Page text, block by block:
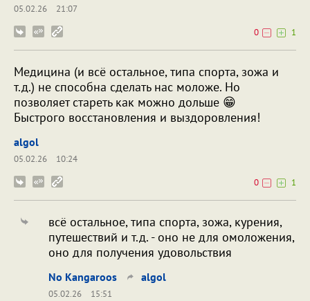
05.02.26
21:07
0
1
Медицина (и всё остальное, типа спорта, зожа и
т.д.) не способна сделать нас моложе. Но
позволяет стареть как можно дольше 😁
Быстрого восстановления и выздоровления!
algol
05.02.26
10:24
0
1
всё остальное, типа спорта, зожа, курения,
путешествий и т.д. - оно не для омоложения,
оно для получения удовольствия
No Kangaroos algol
05.02.26
15:51